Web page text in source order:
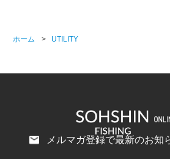
ホーム > UTILITY
メルマガ登録で最新のお知